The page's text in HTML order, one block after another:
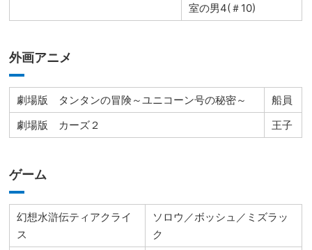
室の男4(＃10)
外画アニメ
劇場版 タンタンの冒険～ユニコーン号の秘密～
船員
劇場版 カーズ２
王子
ゲーム
幻想水滸伝ティアクライ
ス
ソロウ／ボッシュ／ミズラッ
ク